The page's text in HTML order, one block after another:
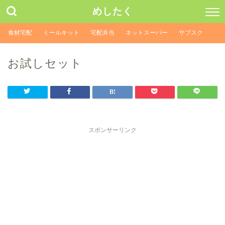
めしたく
食材宅配 ミールキット 宅配弁当 ネットスーパー サブスク
お試しセット
スポンサーリンク